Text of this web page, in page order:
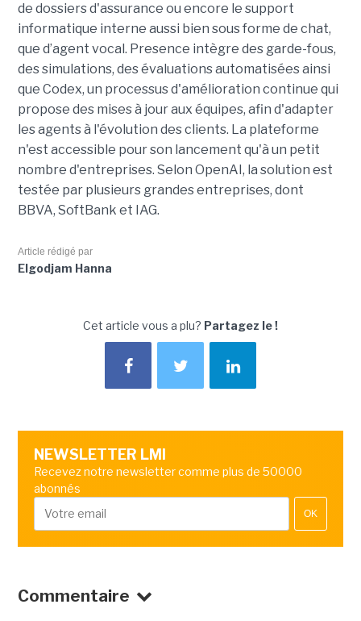
de dossiers d'assurance ou encore le support
informatique interne aussi bien sous forme de chat,
que d’agent vocal. Presence intègre des garde-fous,
des simulations, des évaluations automatisées ainsi
que Codex, un processus d'amélioration continue qui
propose des mises à jour aux équipes, afin d'adapter
les agents à l'évolution des clients. La plateforme
n'est accessible pour son lancement qu'à un petit
nombre d'entreprises. Selon OpenAI, la solution est
testée par plusieurs grandes entreprises, dont
BBVA, SoftBank et IAG.
Article rédigé par
Elgodjam Hanna
Cet article vous a plu? Partagez le !
NEWSLETTER LMI
Recevez notre newsletter comme plus de 50000
abonnés
OK
Commentaire